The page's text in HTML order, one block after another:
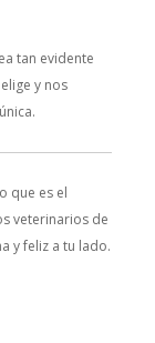
tan evidente
y nos
que es el
veterinarios de
y feliz a tu lado.